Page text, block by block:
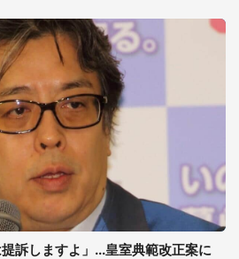
訴しますよ」...皇室典範改正案に